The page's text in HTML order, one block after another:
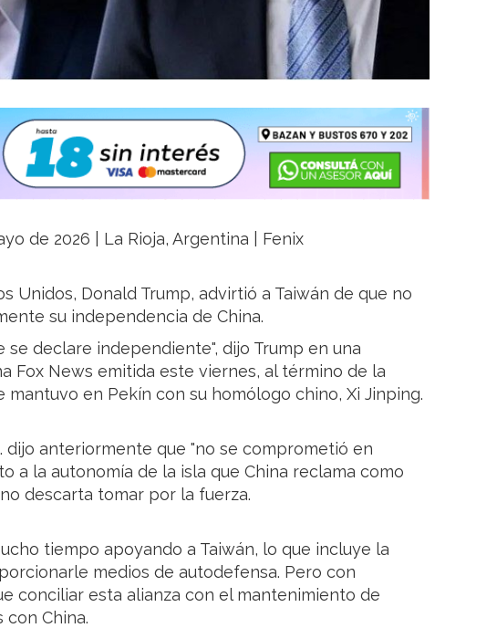
de 2026 | La Rioja, Argentina | Fenix
Unidos, Donald Trump, advirtió a Taiwán de que no
su independencia de China.
se declare independiente", dijo Trump en una
Fox News emitida este viernes, al término de la
mantuvo en Pekín con su homólogo chino, Xi Jinping.
dijo anteriormente que "no se comprometió en
a la autonomía de la isla que China reclama como
descarta tomar por la fuerza.
tiempo apoyando a Taiwán, lo que incluye la
medios de autodefensa. Pero con
conciliar esta alianza con el mantenimiento de
China.